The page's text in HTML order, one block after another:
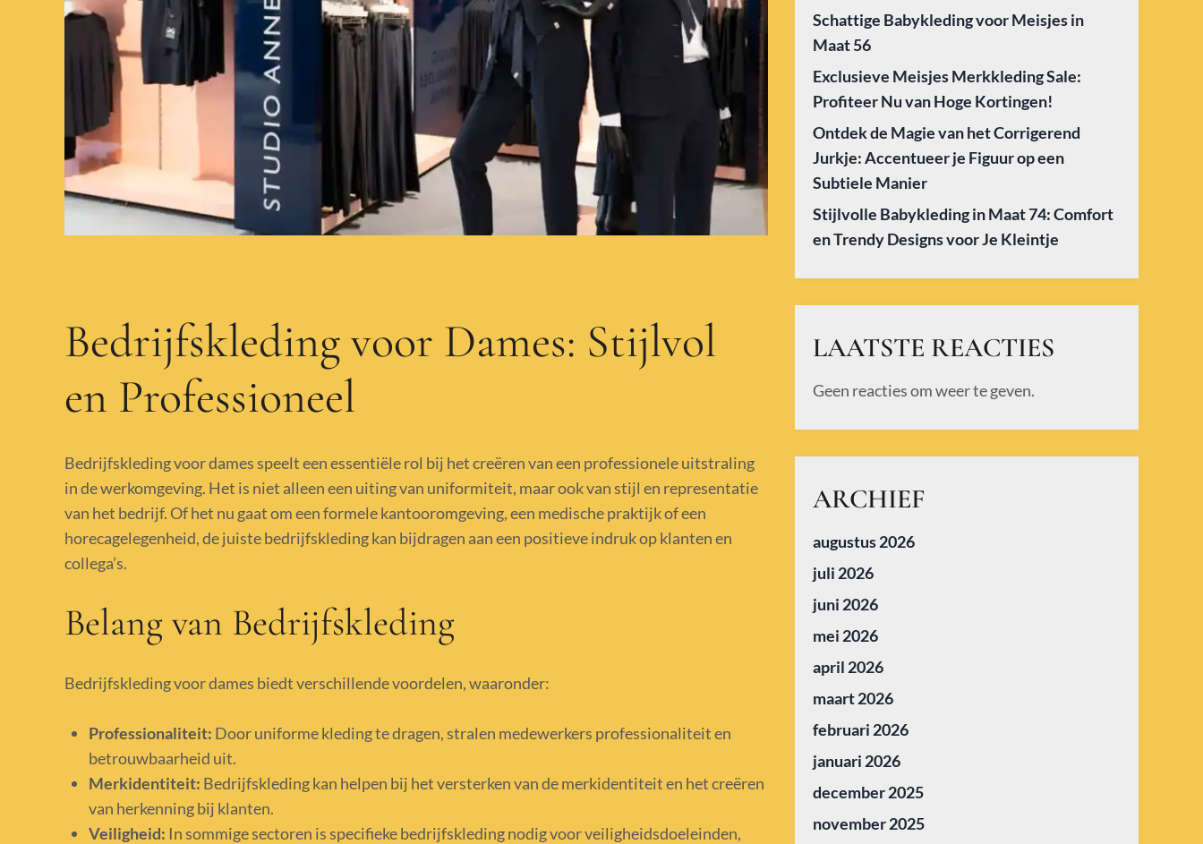
Bedrijfskleding voor Dames: Stijlvol
en Professioneel
Bedrijfskleding voor dames speelt een essentiële rol bij het creëren van een professionele uitstraling
in de werkomgeving. Het is niet alleen een uiting van uniformiteit, maar ook van stijl en representatie
van het bedrijf. Of het nu gaat om een formele kantooromgeving, een medische praktijk of een
horecagelegenheid, de juiste bedrijfskleding kan bijdragen aan een positieve indruk op klanten en
collega’s.
Belang van Bedrijfskleding
Bedrijfskleding voor dames biedt verschillende voordelen, waaronder:
Professionaliteit: Door uniforme kleding te dragen, stralen medewerkers professionaliteit en
betrouwbaarheid uit.
Merkidentiteit: Bedrijfskleding kan helpen bij het versterken van de merkidentiteit en het creëren
van herkenning bij klanten.
Veiligheid: In sommige sectoren is specifieke bedrijfskleding nodig voor veiligheidsdoeleinden,
Schattige Babykleding voor Meisjes in
Maat 56
Exclusieve Meisjes Merkkleding Sale:
Profiteer Nu van Hoge Kortingen!
Ontdek de Magie van het Corrigerend
Jurkje: Accentueer je Figuur op een
Subtiele Manier
Stijlvolle Babykleding in Maat 74: Comfort
en Trendy Designs voor Je Kleintje
LAATSTE REACTIES
Geen reacties om weer te geven.
ARCHIEF
augustus 2026
juli 2026
juni 2026
mei 2026
april 2026
maart 2026
februari 2026
januari 2026
december 2025
november 2025